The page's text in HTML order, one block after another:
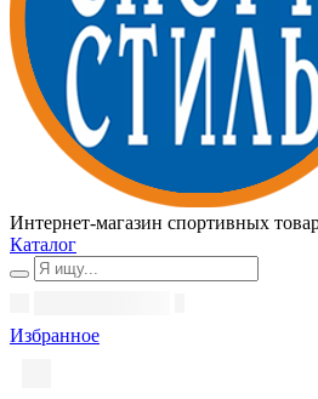
Интернет-магазин спортивных
Каталог
Избранное